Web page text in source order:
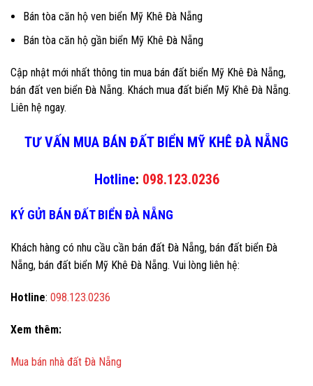
Bán tòa căn hộ ven biển Mỹ Khê Đà Nẵng
Bán tòa căn hộ gần biển Mỹ Khê Đà Nẵng
Cập nhật mới nhất thông tin mua bán đất biển Mỹ Khê Đà Nẵng,
bán đất ven biển Đà Nẵng. Khách mua đất biển Mỹ Khê Đà Nẵng.
Liên hệ ngay.
TƯ VẤN MUA BÁN ĐẤT BIỂN MỸ KHÊ ĐÀ NẴNG
Hotline: 098.123.0236
KÝ GỬI BÁN ĐẤT BIỂN ĐÀ NẴNG
Khách hàng có nhu cầu cần bán đất Đà Nẵng, bán đất biển Đà
Nẵng, bán đất biển Mỹ Khê Đà Nẵng. Vui lòng liên hệ:
Hotline: 098.123.0236
Xem thêm:
Mua bán nhà đất Đà Nẵng